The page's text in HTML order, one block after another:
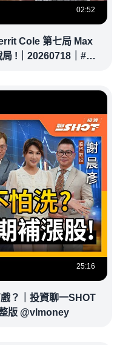
02:52
Cole 第七局 Max
!｜20260718｜#洛
25:16
？｜投資聊一SHOT
版 @vlmoney